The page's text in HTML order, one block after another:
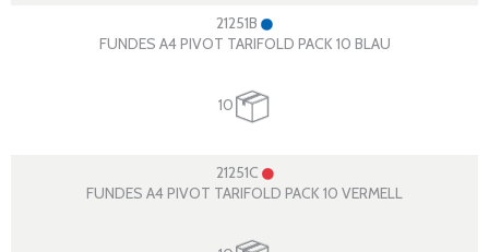
21251B
FUNDES A4 PIVOT TARIFOLD PACK 10 BLAU
10
21251C
FUNDES A4 PIVOT TARIFOLD PACK 10 VERMELL